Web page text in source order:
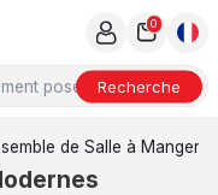
Recherche
0
de Salle à Manger